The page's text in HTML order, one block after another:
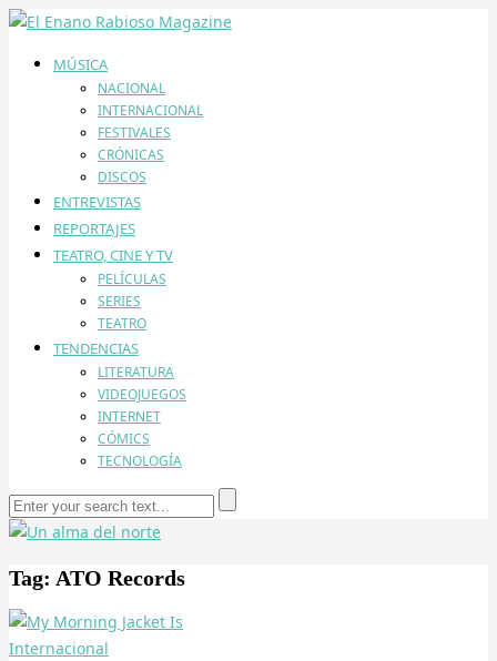
MÚSICA
NACIONAL
INTERNACIONAL
FESTIVALES
CRÓNICAS
DISCOS
ENTREVISTAS
REPORTAJES
TEATRO, CINE Y TV
PELÍCULAS
SERIES
TEATRO
TENDENCIAS
LITERATURA
VIDEOJUEGOS
INTERNET
CÓMICS
TECNOLOGÍA
Tag: ATO Records
Internacional